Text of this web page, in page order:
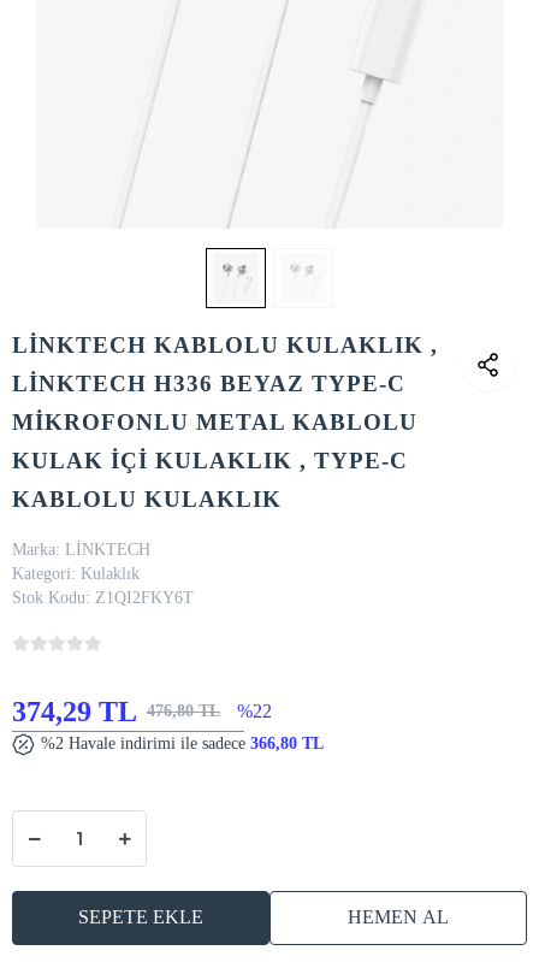
LİNKTECH KABLOLU KULAKLIK ,
LİNKTECH H336 BEYAZ TYPE-C
MİKROFONLU METAL KABLOLU
KULAK İÇİ KULAKLIK , TYPE-C
KABLOLU KULAKLIK
Marka: LİNKTECH
Kategori: Kulaklık
Stok Kodu: Z1QI2FKY6T
374,29 TL 476,80 TL %22
%2 Havale indirimi ile sadece 366,80 TL
SEPETE EKLE HEMEN AL